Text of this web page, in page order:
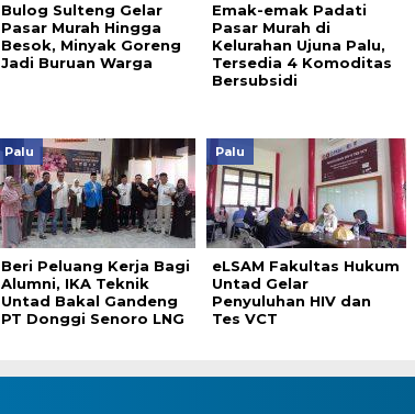
Bulog Sulteng Gelar
Pasar Murah Hingga
Besok, Minyak Goreng
Jadi Buruan Warga
Emak-emak Padati
Pasar Murah di
Kelurahan Ujuna Palu,
Tersedia 4 Komoditas
Bersubsidi
Palu
Beri Peluang Kerja Bagi
Alumni, IKA Teknik
Untad Bakal Gandeng
PT Donggi Senoro LNG
Palu
eLSAM Fakultas Hukum
Untad Gelar
Penyuluhan HIV dan
Tes VCT